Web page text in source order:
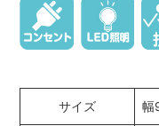
サイズ 幅